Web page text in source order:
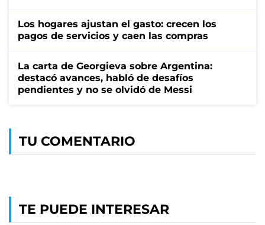
Los hogares ajustan el gasto: crecen los
pagos de servicios y caen las compras
La carta de Georgieva sobre Argentina:
destacó avances, habló de desafíos
pendientes y no se olvidó de Messi
TU COMENTARIO
TE PUEDE INTERESAR